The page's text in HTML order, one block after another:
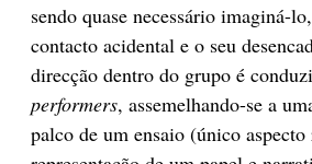
sendo quase necessário imaginá-
contacto acidental e o seu
direcção dentro do grupo é
performers, assemelhando-se a
palco de um ensaio (único aspecto